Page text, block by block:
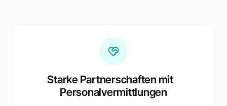
Starke Partnerschaften mit
Personalvermittlungen